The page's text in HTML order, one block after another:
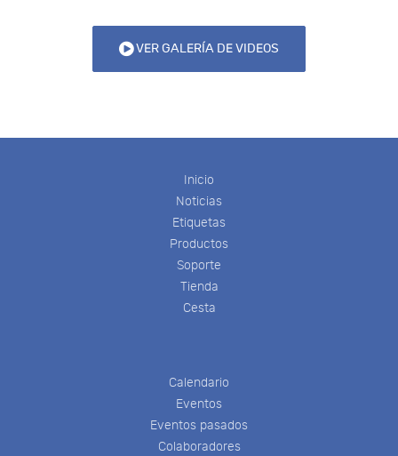
VER GALERÍA DE VIDEOS
Inicio
Noticias
Etiquetas
Productos
Soporte
Tienda
Cesta
Calendario
Eventos
Eventos pasados
Colaboradores